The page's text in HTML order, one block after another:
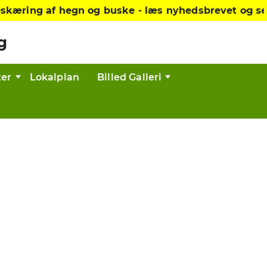
af hegn og buske - læs nyhedsbrevet og se
Lokalplan Billed Galleri